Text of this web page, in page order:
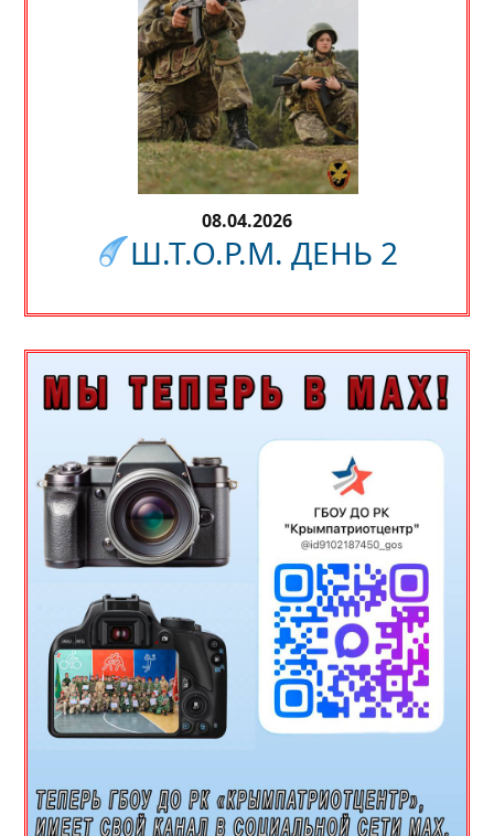
08.04.2026
Ш.Т.О.Р.М. ДЕНЬ 2